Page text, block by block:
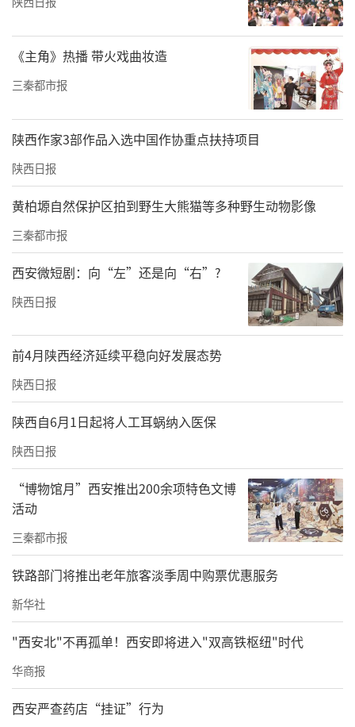
省体彩中心主任助理周锋为冠军高飞颁奖
省体彩中心品牌宣传部副部长杜康为亚军宜军军颁奖
省象棋协会副主席兼秘书长田丽萍为季军吴卫宾颁奖
《主角》热播 带火戏曲妆造
三秦都市报
陕西作家3部作品入选中国作协重点扶持项目
陕西日报
黄柏塬自然保护区拍到野生大熊猫等多种野生动物影像
三秦都市报
西安微短剧：向“左”还是向“右”?
陕西日报
前4月陕西经济延续平稳向好发展态势
陕西日报
陕西自6月1日起将人工耳蜗纳入医保
陕西日报
“博物馆月”西安推出200余项特色文博
活动
三秦都市报
铁路部门将推出老年旅客淡季周中购票优惠服务
新华社
"西安北"不再孤单！西安即将进入"双高铁枢纽"时代
华商报
西安严查药店“挂证”行为